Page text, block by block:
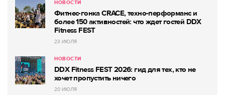
НОВОСТИ
Фитнес-гонка CRACE, техно-перформанс и
более 150 активностей: что ждет гостей DDX
Fitness FEST
23 ИЮЛЯ
НОВОСТИ
DDX Fitness FEST 2026: гид для тех, кто не
хочет пропустить ничего
20 ИЮЛЯ